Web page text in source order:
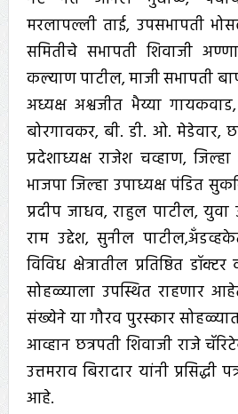
मरलापल्ली ताई, उपसभापती
समितीचे सभापती शिवाजी
कल्याण पाटील, माजी सभापती
अध्यक्ष अश्वजीत भैय्या
बोरगावकर, बी. डी. ओ. मेडेवार,
प्रदेशाध्यक्ष राजेश चव्हाण,
भाजपा जिल्हा उपाध्यक्ष पंडित
प्रदीप जाधव, राहुल पाटील, युवा
राम उद्देश, सुनील
विविध क्षेत्रातील प्रतिष्ठित
सोहळ्याला उपस्थित राहणार
संख्येने या गौरव पुरस्कार
आव्हान छत्रपती शिवाजी राजे
उत्तमराव बिरादार यांनी
आहे.